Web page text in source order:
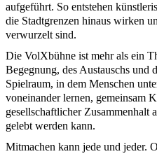
aufgeführt. So entstehen
die Stadtgrenzen hinaus wirken
verwurzelt sind.
Die VolXbühne ist mehr als ein
Begegnung, des Austauschs und
Spielraum, in dem Menschen
voneinander lernen, gemeinsam
gesellschaftlicher Zusammenhalt
gelebt werden kann.
Mitmachen kann jede und jeder.